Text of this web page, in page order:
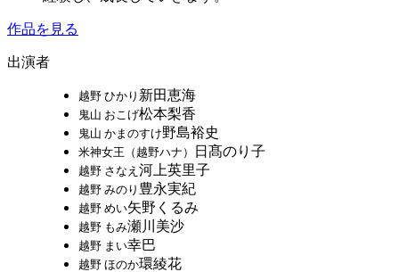
作品を見る
出演者
越野 ひかり 新田恵海
鬼山 おこげ松本梨香
鬼山 かまのすけ野島裕史
米神女王（越野ハナ） 日髙のり子
越野 さなえ 河上英里子
越野 みのり 豊永実紀
越野 めい矢野くるみ
越野 もみ瀬川美沙
越野 まい幸巴
越野 ほのか環綾花